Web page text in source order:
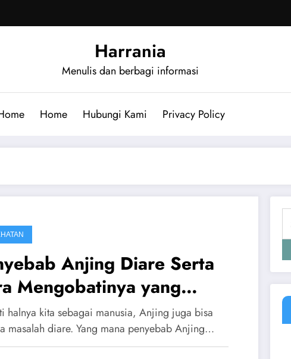
Harrania
Menulis dan berbagi informasi
Home Hubungi Kami Privacy Policy
Anjing Diare Serta
Mengobatinya yang
halnya kita sebagai manusia, Anjing juga bisa
masalah diare. Yang mana penyebab Anjing…